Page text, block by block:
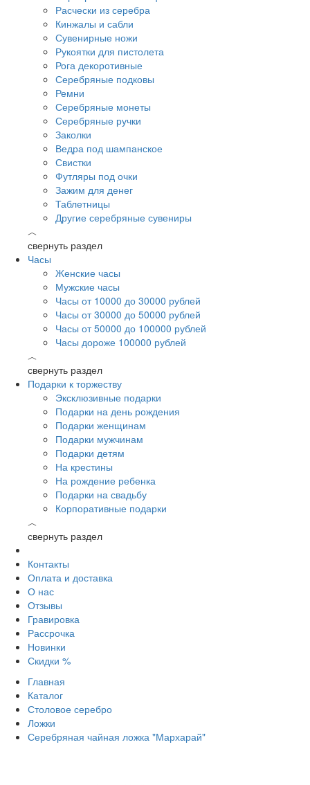
Расчески из серебра
Кинжалы и сабли
Сувенирные ножи
Рукоятки для пистолета
Рога декоротивные
Серебряные подковы
Ремни
Серебряные монеты
Серебряные ручки
Заколки
Ведра под шампанское
Свистки
Футляры под очки
Зажим для денег
Таблетницы
Другие серебряные сувениры
︿
свернуть раздел
Часы
Женские часы
Мужские часы
Часы от 10000 до 30000 рублей
Часы от 30000 до 50000 рублей
Часы от 50000 до 100000 рублей
Часы дороже 100000 рублей
︿
свернуть раздел
Подарки к торжеству
Эксклюзивные подарки
Подарки на день рождения
Подарки женщинам
Подарки мужчинам
Подарки детям
На крестины
На рождение ребенка
Подарки на свадьбу
Корпоративные подарки
︿
свернуть раздел
Контакты
Оплата и доставка
О нас
Отзывы
Гравировка
Рассрочка
Новинки
Скидки %
Главная
Каталог
Столовое серебро
Ложки
Серебряная чайная ложка "Мархарай"